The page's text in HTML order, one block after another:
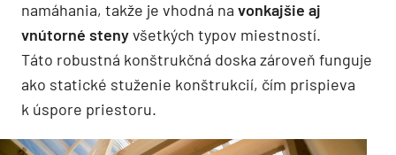
namáhania, takže je vhodná na vonkajšie aj
vnútorné stenyvšetkých typov miestností.
Táto robustná konštrukčná doska zároveň funguje
ako statické stuženie konštrukcií, čím prispieva
k úspore priestoru.